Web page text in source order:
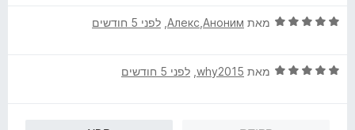
ד
ו
מאת Алекс,Аноним לפני 5 חודשים
ד
מאת why2015 לפני 5 חודשים